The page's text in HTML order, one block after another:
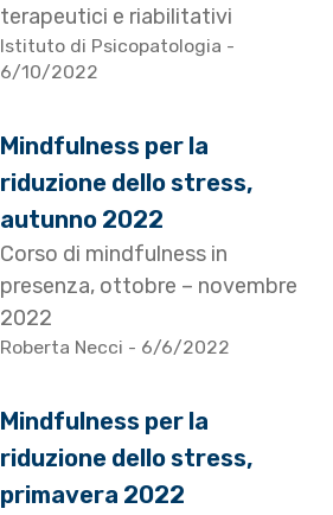
terapeutici e riabilitativi
Istituto di Psicopatologia -
6/10/2022
Mindfulness per la
riduzione dello stress,
autunno 2022
Corso di mindfulness in
presenza, ottobre – novembre
2022
Roberta Necci - 6/6/2022
Mindfulness per la
riduzione dello stress,
primavera 2022